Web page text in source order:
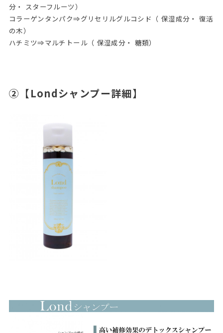
分・ スターフルーツ）
コラーゲンタンパク⇒グリセリルグルコシド（ 保湿成分・ 復活
の木）
ハチミツ⇒マルチトール（ 保湿成分・ 糖類）
②【Londシャンプー詳細】